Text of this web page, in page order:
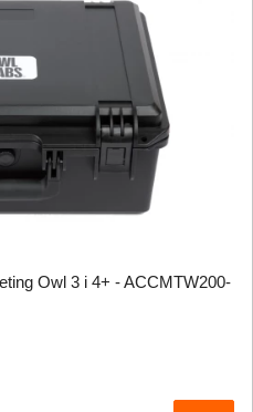
Owl 3 i 4+ - ACCMTW200-